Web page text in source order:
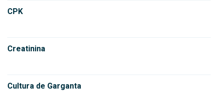
CPK
Creatinina
Cultura de Garganta